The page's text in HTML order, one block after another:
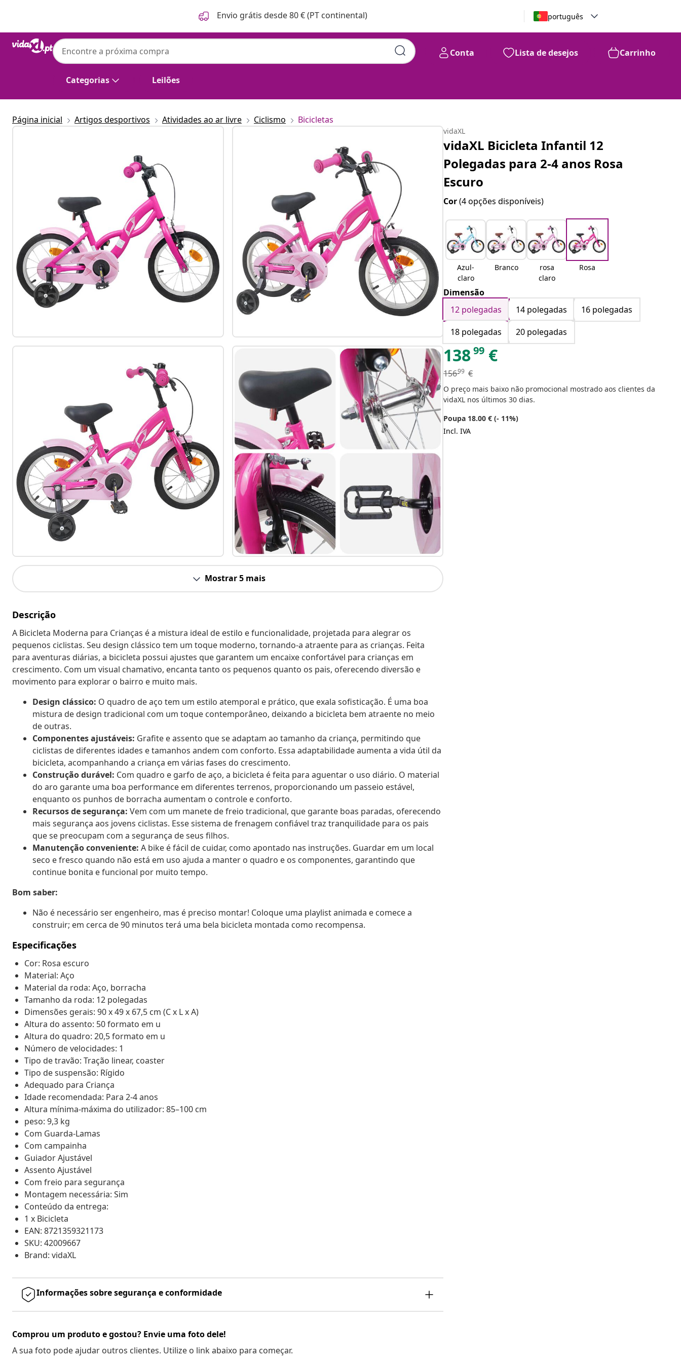
Envio grátis desde 80 € (PT continental) português
Categorias Leilões
Conta Lista de desejos Carrinho
Página inicial Artigos desportivos Atividades ao ar livre Ciclismo Bicicletas
Mostrar 5 mais
Descrição
A Bicicleta Moderna para Crianças é a mistura ideal de estilo e funcionalidade, projetada para alegrar os
pequenos ciclistas. Seu design clássico tem um toque moderno, tornando-a atraente para as crianças. Feita
para aventuras diárias, a bicicleta possui ajustes que garantem um encaixe confortável para crianças em
crescimento. Com um visual chamativo, encanta tanto os pequenos quanto os pais, oferecendo diversão e
movimento para explorar o bairro e muito mais.
Design clássico: O quadro de aço tem um estilo atemporal e prático, que exala sofisticação. É uma boa
mistura de design tradicional com um toque contemporâneo, deixando a bicicleta bem atraente no meio
de outras.
Componentes ajustáveis: Grafite e assento que se adaptam ao tamanho da criança, permitindo que
ciclistas de diferentes idades e tamanhos andem com conforto. Essa adaptabilidade aumenta a vida útil da
bicicleta, acompanhando a criança em várias fases do crescimento.
Construção durável: Com quadro e garfo de aço, a bicicleta é feita para aguentar o uso diário. O material
do aro garante uma boa performance em diferentes terrenos, proporcionando um passeio estável,
enquanto os punhos de borracha aumentam o controle e conforto.
Recursos de segurança: Vem com um manete de freio tradicional, que garante boas paradas, oferecendo
mais segurança aos jovens ciclistas. Esse sistema de frenagem confiável traz tranquilidade para os pais
que se preocupam com a segurança de seus filhos.
Manutenção conveniente: A bike é fácil de cuidar, como apontado nas instruções. Guardar em um local
seco e fresco quando não está em uso ajuda a manter o quadro e os componentes, garantindo que
continue bonita e funcional por muito tempo.
Bom saber:
Não é necessário ser engenheiro, mas é preciso montar! Coloque uma playlist animada e comece a
construir; em cerca de 90 minutos terá uma bela bicicleta montada como recompensa.
Especificações
Cor: Rosa escuro
Material: Aço
Material da roda: Aço, borracha
Tamanho da roda: 12 polegadas
Dimensões gerais: 90 x 49 x 67,5 cm (C x L x A)
Altura do assento: 50 formato em u
Altura do quadro: 20,5 formato em u
Número de velocidades: 1
Tipo de travão: Tração linear, coaster
Tipo de suspensão: Rígido
Adequado para Criança
Idade recomendada: Para 2-4 anos
Altura mínima-máxima do utilizador: 85–100 cm
peso: 9,3 kg
Com Guarda-Lamas
Com campainha
Guiador Ajustável
Assento Ajustável
Com freio para segurança
Montagem necessária: Sim
Conteúdo da entrega:
1 x Bicicleta
EAN: 8721359321173
SKU: 42009667
Brand: vidaXL
Informações sobre segurança e conformidade
Comprou um produto e gostou? Envie uma foto dele!
A sua foto pode ajudar outros clientes. Utilize o link abaixo para começar.
vidaXL
vidaXL Bicicleta Infantil 12
Polegadas para 2-4 anos Rosa
Escuro
Cor(4 opções disponíveis)
Azul-
claro
Branco
rosa
claro
Rosa
Dimensão
12 polegadas
14 polegadas
16 polegadas
18 polegadas
20 polegadas
13899 €
15699 €
O preço mais baixo não promocional mostrado aos clientes da
vidaXL nos últimos 30 dias.
Poupa 18.00 € (- 11%)
Incl. IVA